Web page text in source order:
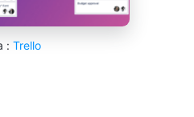
: Trello